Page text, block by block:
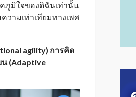
คภูมิใจของดิฉันเท่านั้น
ามเท่าเทียมทางเพศ
agility) การคิด
น (Adaptive